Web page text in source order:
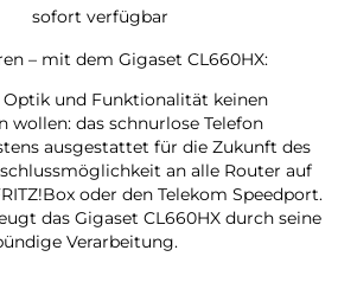
sofort verfügbar
– mit dem Gigaset CL660HX:
Optik und Funktionalität keinen
wollen: das schnurlose Telefon
ausgestattet für die Zukunft des
an alle Router auf
oder den Telekom Speedport.
das Gigaset CL660HX durch seine
Verarbeitung.
Handhabung. So muss Telefonieren